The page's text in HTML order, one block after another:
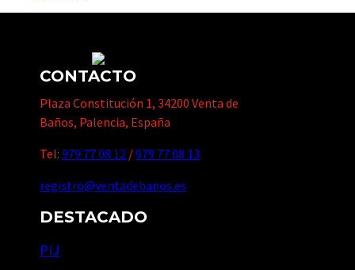
CONTACTO
Plaza Constitución 1, 34200 Venta de
Baños, Palencia, España
Tel: 979 77 08 12 /979 77 08 13
registro@ventadebanos.es
DESTACADO
PIJ